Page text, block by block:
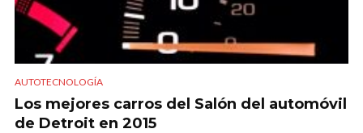
AUTOTECNOLOGÍA
Los mejores carros del Salón del automóvil
de Detroit en 2015